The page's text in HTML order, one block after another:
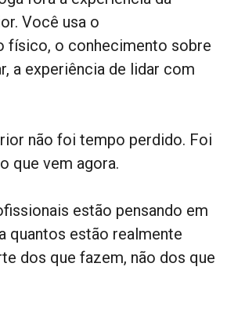
Você usa o
físico, o conhecimento sobre
a experiência de lidar com
não foi tempo perdido. Foi
que vem agora.
estão pensando em
quantos estão realmente
dos que fazem, não dos que